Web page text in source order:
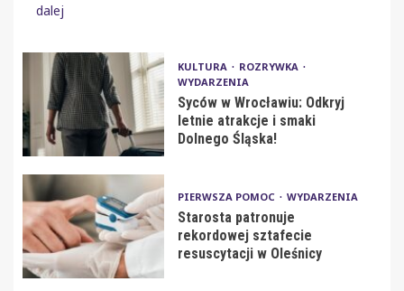
dalej
KULTURA
ROZRYWKA
WYDARZENIA
Syców w Wrocławiu: Odkryj
letnie atrakcje i smaki
Dolnego Śląska!
PIERWSZA POMOC WYDARZENIA
Starosta patronuje
rekordowej sztafecie
resuscytacji w Oleśnicy